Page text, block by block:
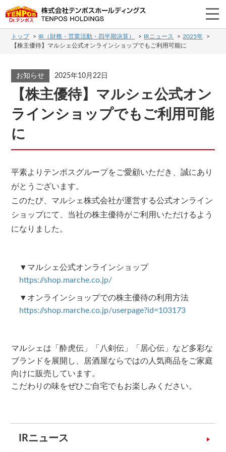
トップ IR（財務・営業活動・四半期決算） IRニュース
2025年
【株主優待】マルシェ公式オンラインショップでもご利用可能に
お知らせ 2025年10月22日
【株主優待】マルシェ公式オン
ラインショップでもご利用可能
に
平素よりテンポスグループをご愛顧いただき、誠にあり
がとうございます。
このたび、マルシェ株式会社が運営する公式オンライン
ショップにて、当社の株主優待がご利用いただけるよう
になりました。
▼マルシェ公式オンラインショップ
https://shop.marche.co.jp/
▼オンラインショップでの株主優待の利用方法
https://shop.marche.co.jp/userpage?id=103173
マルシェは「酔虎伝」「八剣伝」「居心伝」など多彩な
ブランドを展開し、居酒屋ならではの人気商品をご家庭
向けに販売しています。
こだわりの味をぜひご自宅でもお楽しみください。
IRニュース